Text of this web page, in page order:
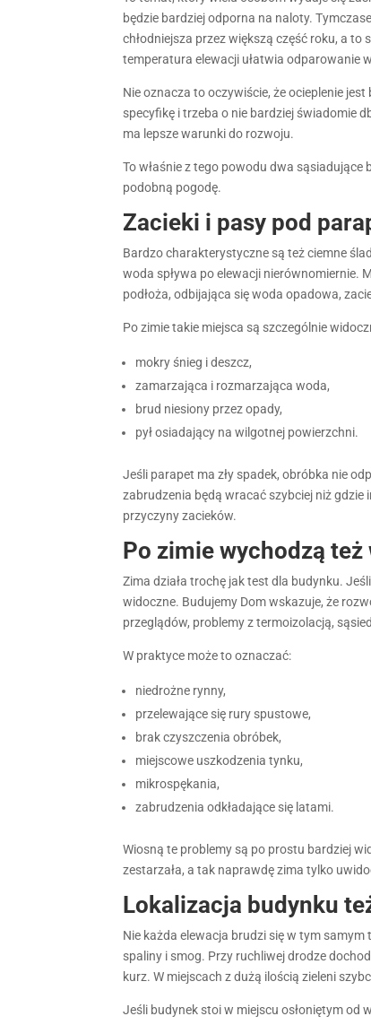
będzie bardziej odporna na naloty.
chłodniejsza przez większą część roku, a
temperatura elewacji ułatwia odparowanie
Nie oznacza to oczywiście, że ocieplenie
specyfikę i trzeba o nie bardziej świadomie
ma lepsze warunki do rozwoju.
To właśnie z tego powodu dwa
podobną pogodę.
Zacieki i pasy pod
Bardzo charakterystyczne są też ciemne
woda spływa po elewacji nierównomiernie.
podłoża, odbijająca się woda opadowa,
Po zimie takie miejsca są szczególnie
mokry śnieg i deszcz,
zamarzająca i rozmarzająca woda,
brud niesiony przez opady,
pył osiadający na wilgotnej powierzchni.
Jeśli parapet ma zły spadek, obróbka nie
zabrudzenia będą wracać szybciej niż gdzie
przyczyny zacieków.
Po zimie wychodzą
Zima działa trochę jak test dla budynku.
widoczne. Budujemy Dom wskazuje, że
przeglądów, problemy z termoizolacją,
W praktyce może to oznaczać:
niedrożne rynny,
przelewające się rury spustowe,
brak czyszczenia obróbek,
miejscowe uszkodzenia tynku,
mikrospękania,
zabrudzenia odkładające się latami.
Wiosną te problemy są po prostu bardziej
zestarzała, a tak naprawdę zima tylko
Lokalizacja budynku
Nie każda elewacja brudzi się w tym samym
spaliny i smog. Przy ruchliwej drodze
kurz. W miejscach z dużą ilością zieleni
Jeśli budynek stoi w miejscu osłoniętym od